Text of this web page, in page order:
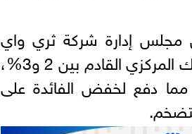
مجلس إدارة شركة ثري واي
للأوراق المالية خفض الفائدة في اجتماع البنك المركزي القادم بين 2 و3%،
دفع لخفض الفائدة على